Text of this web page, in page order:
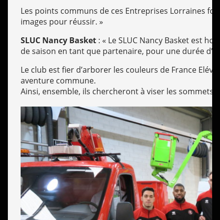
Les points communs de ces Entreprises Lorraines
images pour réussir. »
SLUC Nancy Basket : « Le SLUC Nancy Basket est
de saison en tant que partenaire, pour une durée
Le club est fier d’arborer les couleurs de France
aventure commune.
Ainsi, ensemble, ils chercheront à viser les sommets